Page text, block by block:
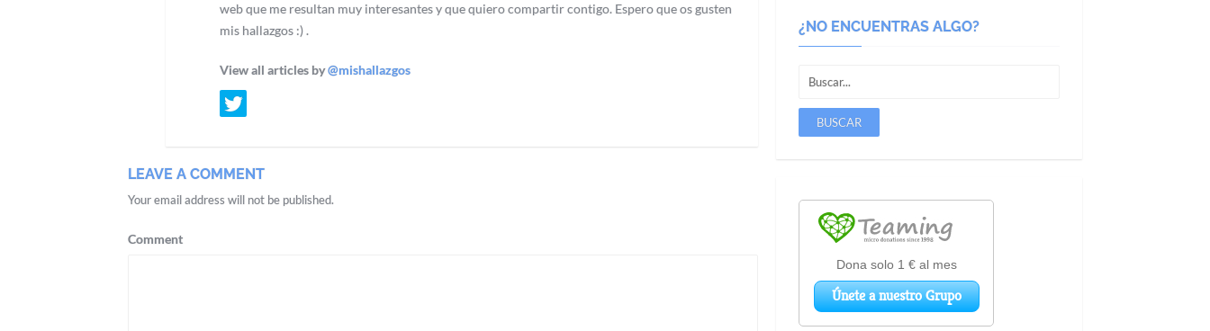
web que me resultan muy interesantes y que quiero compartir contigo. Espero que os gusten
mis hallazgos :) .
View all articles by@mishallazgos
LEAVE A COMMENT
Your email address will not be published.
Comment
¿NO ENCUENTRAS ALGO?